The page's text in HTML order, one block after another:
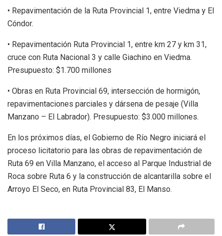
• Repavimentación de la Ruta Provincial 1, entre Viedma y El
Cóndor.
• Repavimentación Ruta Provincial 1, entre km 27 y km 31,
cruce con Ruta Nacional 3 y calle Giachino en Viedma.
Presupuesto: $1.700 millones
• Obras en Ruta Provincial 69, intersección de hormigón,
repavimentaciones parciales y dársena de pesaje (Villa
Manzano – El Labrador). Presupuesto: $3.000 millones.
En los próximos días, el Gobierno de Río Negro iniciará el
proceso licitatorio para las obras de repavimentación de
Ruta 69 en Villa Manzano, el acceso al Parque Industrial de
Roca sobre Ruta 6 y la construcción de alcantarilla sobre el
Arroyo El Seco, en Ruta Provincial 83, El Manso.